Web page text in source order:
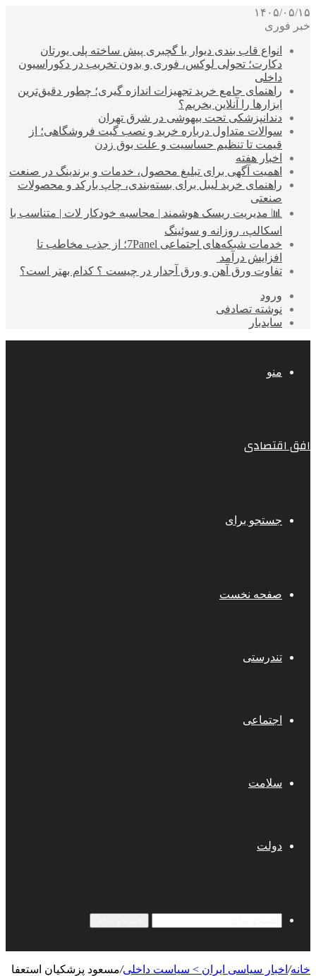
۱۴۰۵/۰۵/۱۵
خبر فوری
انواع قاب بندی دیوار با گچبری پیش ساخته پلی یورتان
دکارت؛ تحولی لوکس، فوری و بدون تخریب در دکوراسیون
داخلی
راهنمای جامع خرید تجهیزات اندازه گیری؛ چطور دقیق‌ترین
ابزارها را آنلاین بخریم؟
دندانپزشکی تحت بیهوشی در شرق تهران
سوالات متداول درباره خرید و نصب گیت فروشگاهی؛ از
قیمت تا تنظیم حساسیت و علت بوق زدن
اخبار هفته
اهمیت آگهی برای تبلیغ محصول، خدمات و برندینگ در صنعت
راهنمای خرید لیبل برای بسته‌بندی، چاپ بارکد و محصولات
صنعتی
📊 مدیریت ریسک هوشمند | محاسبه خودکار لات | متناسب با
اسکالپ، روزانه و سوئینگ
خدمات شبکه‌های اجتماعی 7Panel؛ از جذب مخاطب تا
افزایش درآمد
تفاوت ورق آهن و ورق آجدار در چیست ؟ کدام بهتر است؟
ورود
نوشته تصادفی
سایدبار
منو
افق اقتصادی
جستجو برای
صفحه نخست
تندرستی
اجتماعی
سلامت
دولت
خانه/ اخبار سیاسی ایران > سیاست داخلی/مسعود پزشکیان استعفا